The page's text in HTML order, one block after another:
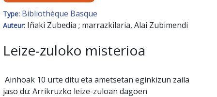
Type: Bibliothèque Basque
Auteur: Iñaki Zubedia ; marrazkilaria, Alai Zubimendi
Leize-zuloko misterioa
Ainhoak 10 urte ditu eta ametsetan eginkizun zaila
jaso du: Arrikruzko leize-zuloan dagoen